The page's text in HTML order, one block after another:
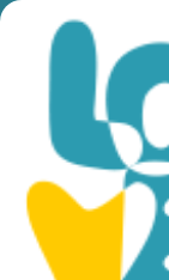
You are here:
» IGUANA
IGUANA